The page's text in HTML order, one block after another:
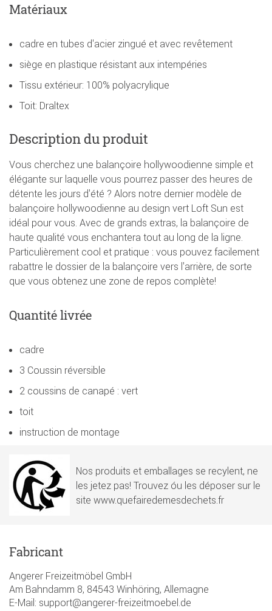
Matériaux
cadre en tubes d'acier zingué et avec revêtement
siège en plastique résistant aux intempéries
Tissu extérieur: 100% polyacrylique
Toit: Draltex
Description du produit
Vous cherchez une balançoire hollywoodienne simple et
élégante sur laquelle vous pourrez passer des heures de
détente les jours d'été ? Alors notre dernier modèle de
balançoire hollywoodienne au design vert Loft Sun est
idéal pour vous. Avec de grands extras, la balançoire de
haute qualité vous enchantera tout au long de la ligne.
Particulièrement cool et pratique : vous pouvez facilement
rabattre le dossier de la balançoire vers l'arrière, de sorte
que vous obtenez une zone de repos complète!
Quantité livrée
cadre
3 Coussin réversible
2 coussins de canapé : vert
toit
instruction de montage
Nos produits et emballages se recylent, ne
les jetez pas! Trouvez óu les déposer sur le
site www.quefairedemesdechets.fr
Fabricant
Angerer Freizeitmöbel GmbH
Am Bahndamm 8, 84543 Winhöring, Allemagne
E-Mail: support@angerer-freizeitmoebel.de